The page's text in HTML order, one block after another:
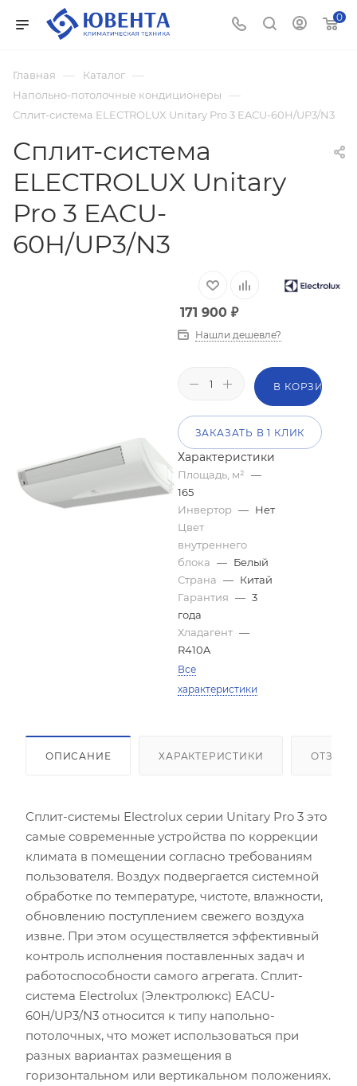
0
Главная — Каталог —
Напольно-потолочные кондиционеры —
Сплит-система ELECTROLUX Unitary Pro 3 EACU-60H/UP3/N3
Сплит-система
ELECTROLUX Unitary
Pro 3 EACU-
60H/UP3/N3
171 900₽
Нашли дешевле?
В КОРЗИНУ
ЗАКАЗАТЬ В 1 КЛИК
Характеристики
Площадь, м² —
165
Инвертор — Нет
Цвет
внутреннего
блока — Белый
Страна — Китай
Гарантия — 3
года
Хладагент —
R410A
Все
характеристики
ОПИСАНИЕ ХАРАКТЕРИСТИКИ
Сплит-системы Electrolux серии Unitary Pro 3 это
самые современные устройства по коррекции
климата в помещении согласно требованиям
пользователя. Воздух подвергается системной
обработке по температуре, чистоте, влажности,
обновлению поступлением свежего воздуха
извне. При этом осуществляется эффективный
контроль исполнения поставленных задач и
работоспособности самого агрегата. Сплит-
система Electrolux (Электролюкс) EACU-
60H/UP3/N3 относится к типу напольно-
потолочных, что может использоваться при
разных вариантах размещения в
горизонтальном или вертикальном положениях.